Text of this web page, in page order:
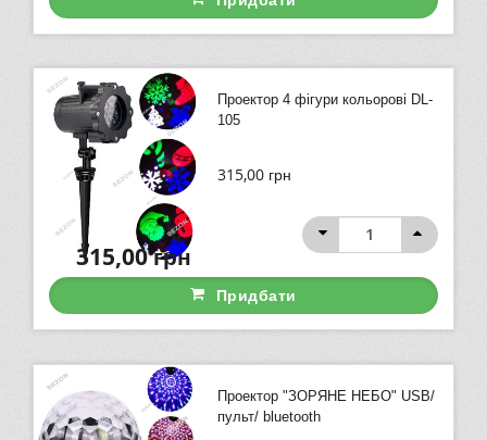
Проектор 4 фігури кольорові DL-
105
315,00 грн
315,00грн
Придбати
Проектор "ЗОРЯНЕ НЕБО" USB/
пульт/ bluetooth